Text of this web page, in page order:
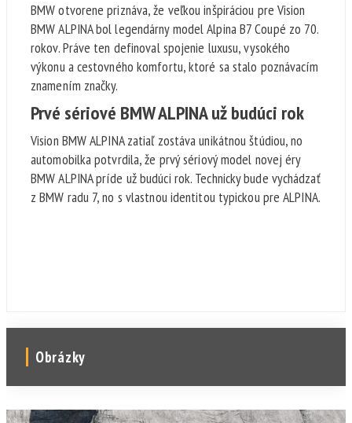
BMW otvorene priznáva, že veľkou inšpiráciou pre Vision
BMW ALPINA bol legendárny model Alpina B7 Coupé zo 70.
rokov. Práve ten definoval spojenie luxusu, vysokého
výkonu a cestovného komfortu, ktoré sa stalo poznávacím
znamením značky.
Prvé sériové BMW ALPINA už budúci rok
Vision BMW ALPINA zatiaľ zostáva unikátnou štúdiou, no
automobilka potvrdila, že prvý sériový model novej éry
BMW ALPINA príde už budúci rok. Technicky bude vychádzať
z BMW radu 7, no s vlastnou identitou typickou pre ALPINA.
Obrázky